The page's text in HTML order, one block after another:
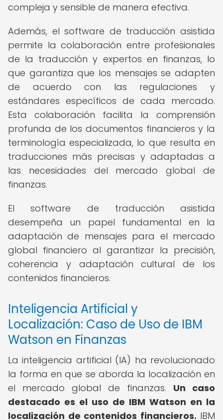
compleja y sensible de manera efectiva.
Además, el software de traducción asistida
permite la colaboración entre profesionales
de la traducción y expertos en finanzas, lo
que garantiza que los mensajes se adapten
de acuerdo con las regulaciones y
estándares específicos de cada mercado.
Esta colaboración facilita la comprensión
profunda de los documentos financieros y la
terminología especializada, lo que resulta en
traducciones más precisas y adaptadas a
las necesidades del mercado global de
finanzas.
El software de traducción asistida
desempeña un papel fundamental en la
adaptación de mensajes para el mercado
global financiero al garantizar la precisión,
coherencia y adaptación cultural de los
contenidos financieros.
Inteligencia Artificial y
Localización: Caso de Uso de IBM
Watson en Finanzas
La inteligencia artificial (IA) ha revolucionado
la forma en que se aborda la localización en
el mercado global de finanzas. Un caso
destacado es el uso de IBM Watson en la
localización de contenidos financieros. IBM